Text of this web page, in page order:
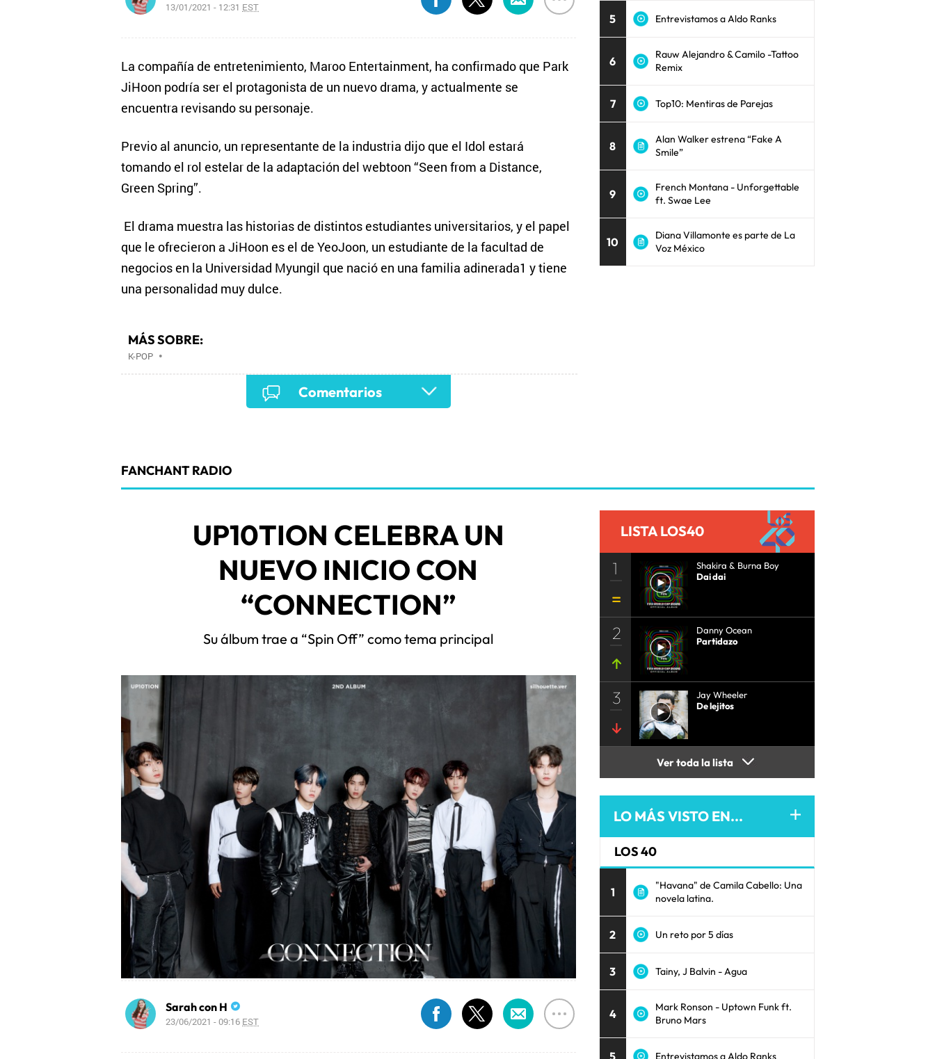
13/01/2021 - 12:31 EST
La compañía de entretenimiento, Maroo Entertainment, ha confirmado que Park
JiHoon podría ser el protagonista de un nuevo drama, y actualmente se
encuentra revisando su personaje.
Previo al anuncio, un representante de la industria dijo que el Idol estará
tomando el rol estelar de la adaptación del webtoon “Seen from a Distance,
Green Spring”.
El drama muestra las historias de distintos estudiantes universitarios, y el papel
que le ofrecieron a JiHoon es el de YeoJoon, un estudiante de la facultad de
negocios en la Universidad Myungil que nació en una familia adinerada1 y tiene
una personalidad muy dulce.
MÁS SOBRE:
K-POP•
Comentarios
5 Entrevistamos a Aldo Ranks
6
Rauw Alejandro & Camilo -Tattoo
Remix
7 Top10: Mentiras de Parejas
8
Alan Walker estrena “Fake A
Smile”
9
French Montana - Unforgettable
ft. Swae Lee
10
Diana Villamonte es parte de La
Voz México
FANCHANT RADIO
UP10TION CELEBRA UN
NUEVO INICIO CON
“CONNECTION”
Su álbum trae a “Spin Off” como tema principal
Sarah con H
23/06/2021 - 09:16 EST
LISTA LOS40
1
Shakira & Burna Boy
Dai dai
2
Danny Ocean
Partidazo
3
Jay Wheeler
De lejitos
Ver toda la lista
LO MÁS VISTO EN...
LOS 40
1
"Havana" de Camila Cabello: Una
novela latina.
2 Un reto por 5 días
3 Tainy, J Balvin - Agua
4
Mark Ronson - Uptown Funk ft.
Bruno Mars
5 Entrevistamos a Aldo Ranks